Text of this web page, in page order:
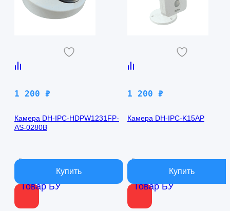
Товар БУ
1 200 ₽
Камера DH-IPC-HDPW1231FP-
AS-0280B
В наличии
Товар БУ
1 200 ₽
Камера DH-IPC-K15AP
В наличии